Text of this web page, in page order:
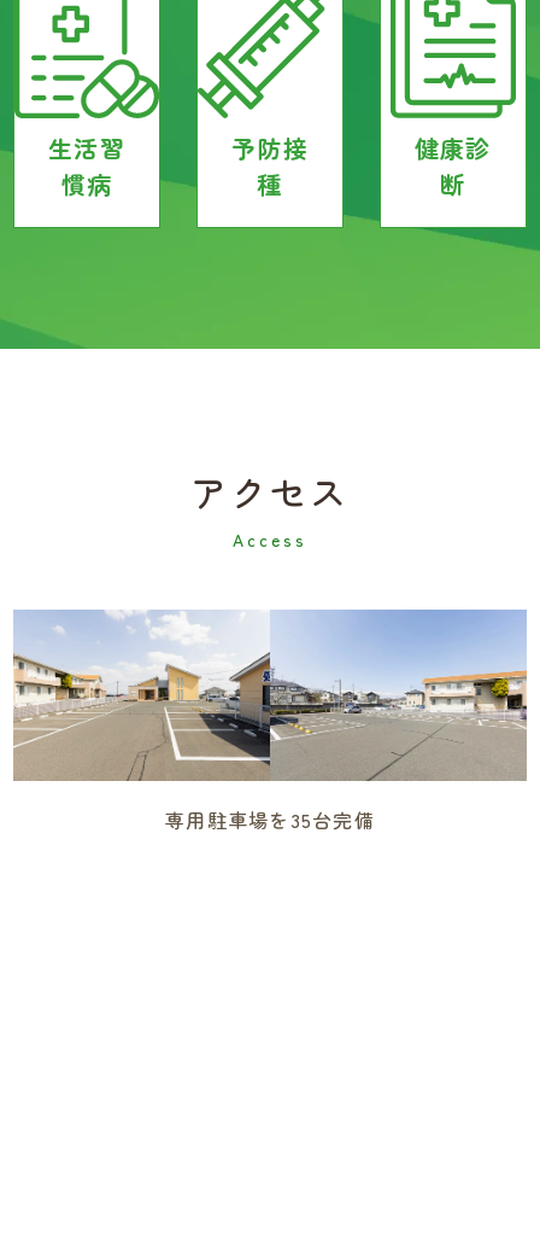
生活習
慣病
予防接
種
健康診
断
アクセス
専用駐車場を35台完備